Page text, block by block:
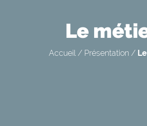
Le
Accueil / Présentation /